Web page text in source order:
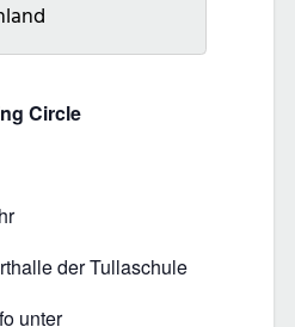
Circle
der Tullaschule
unter